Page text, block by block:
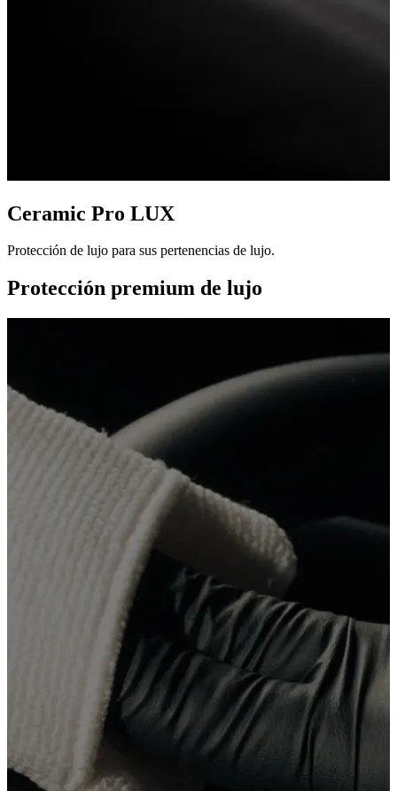
Ceramic Pro LUX
Protección de lujo para sus pertenencias de lujo.
Protección premium de lujo